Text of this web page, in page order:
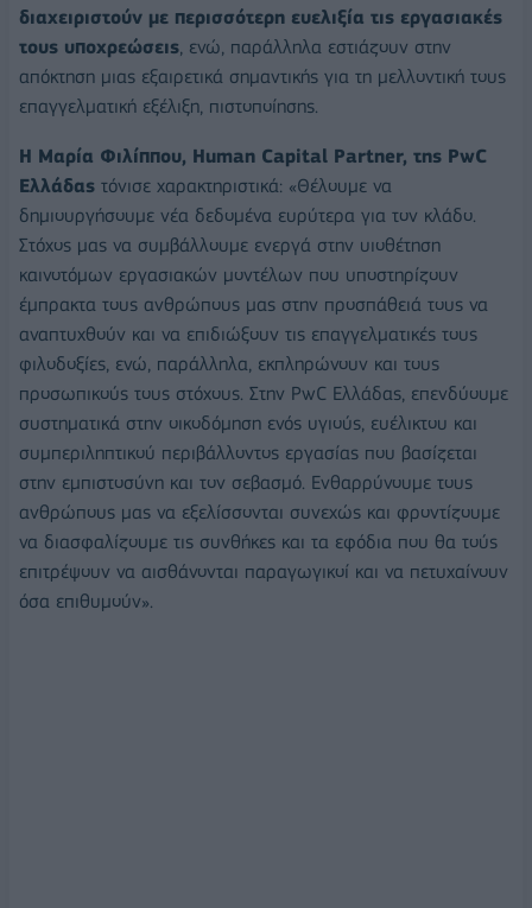
διαχειριστούν με περισσότερη ευελιξία τις εργασιακές
τους υποχρεώσεις, ενώ, παράλληλα εστιάζουν στην
απόκτηση μιας εξαιρετικά σημαντικής για τη μελλοντική τους
επαγγελματική εξέλιξη, πιστοποίησης.
Η Μαρία Φιλίππου, Human Capital Partner, της PwC
Ελλάδας τόνισε χαρακτηριστικά: «Θέλουμε να
δημιουργήσουμε νέα δεδομένα ευρύτερα για τον κλάδο.
Στόχος μας να συμβάλλουμε ενεργά στην υιοθέτηση
καινοτόμων εργασιακών μοντέλων που υποστηρίζουν
έμπρακτα τους ανθρώπους μας στην προσπάθειά τους να
αναπτυχθούν και να επιδιώξουν τις επαγγελματικές τους
φιλοδοξίες, ενώ, παράλληλα, εκπληρώνουν και τους
προσωπικούς τους στόχους. Στην PwC Ελλάδας, επενδύουμε
συστηματικά στην οικοδόμηση ενός υγιούς, ευέλικτου και
συμπεριληπτικού περιβάλλοντος εργασίας που βασίζεται
στην εμπιστοσύνη και τον σεβασμό. Ενθαρρύνουμε τους
ανθρώπους μας να εξελίσσονται συνεχώς και φροντίζουμε
να διασφαλίζουμε τις συνθήκες και τα εφόδια που θα τούς
επιτρέψουν να αισθάνονται παραγωγικοί και να πετυχαίνουν
όσα επιθυμούν».